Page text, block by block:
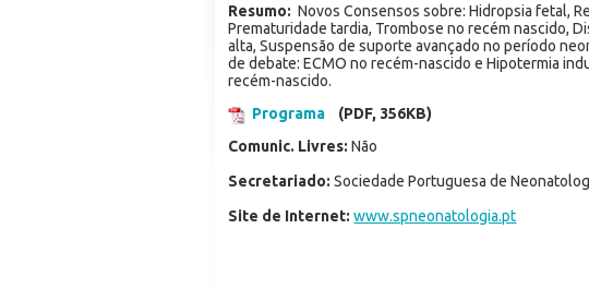
Resumo: Novos Consensos sobre: Hidropsia fetal,
Prematuridade tardia, Trombose no recém nascido,
alta, Suspensão de suporte avançado no período
de debate: ECMO no recém-nascido e Hipotermia
recém-nascido.
Programa
(PDF, 356KB)
Comunic. Livres: Não
Secretariado: Sociedade Portuguesa de
Site de Internet: www.spneonatologia.pt